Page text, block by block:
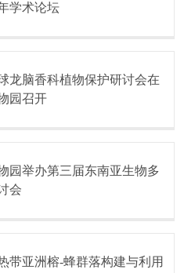
学术论坛
龙脑香科植物保护研讨会在
园召开
园举办第三届东南亚生物多
会
带亚洲榕-蜂群落构建与利用